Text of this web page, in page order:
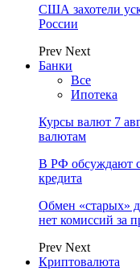
США захотели
России
Prev Next
Банки
Все
Ипотека
Курсы валют 7
валютам
В РФ обсуждают
кредита
Обмен «старых»
нет комиссий за
Prev Next
Криптовалюта